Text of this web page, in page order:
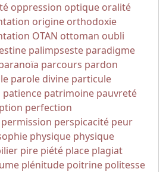
oppression optique oralité
origine orthodoxie
OTAN ottoman oubli
palimpseste paradigme
parcours pardon
parole divine particule
patience patrimoine pauvreté
perfection
permission perspicacité peur
physique physique
pire piété place plagiat
plénitude poitrine politesse